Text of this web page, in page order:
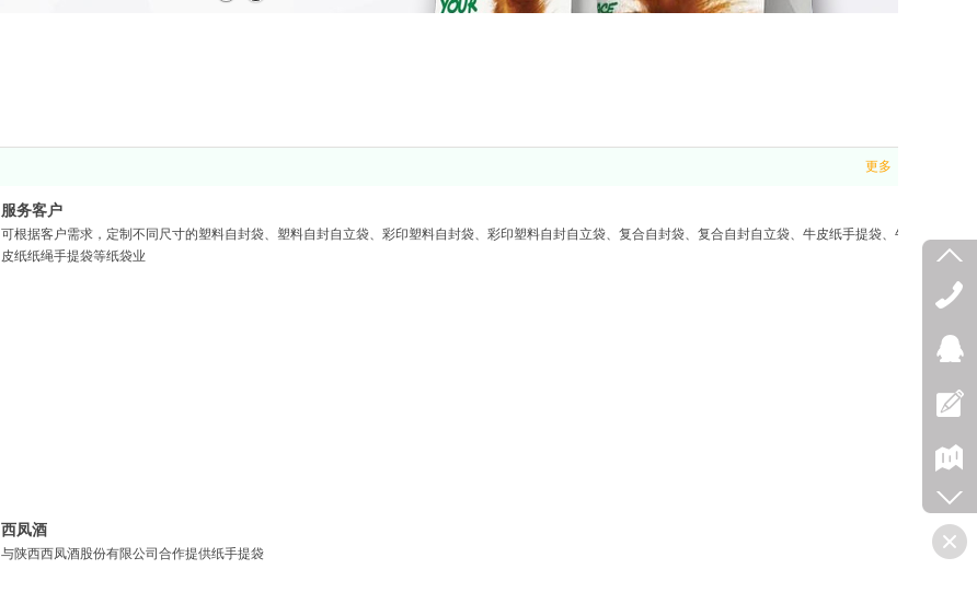
更多
服务客户
可根据客户需求，定制不同尺寸的塑料自封袋、塑料自封自立袋、彩印塑料自封袋、彩印塑料自封自立袋、复合自封袋、复合自封自立袋、牛皮纸手提袋、牛
皮纸纸绳手提袋等纸袋业
西凤酒
与陕西西凤酒股份有限公司合作提供纸手提袋